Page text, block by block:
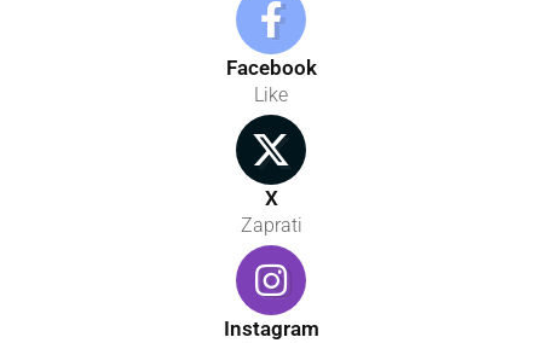
Facebook
Like
X
Zaprati
Instagram